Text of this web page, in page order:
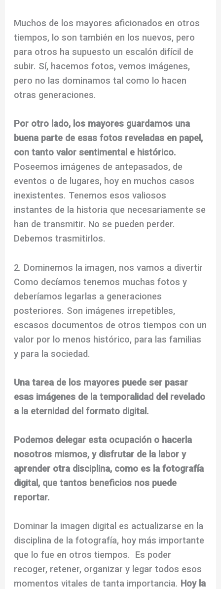
Muchos de los mayores aficionados en otros
tiempos, lo son también en los nuevos, pero
para otros ha supuesto un escalón difícil de
subir. Sí, hacemos fotos, vemos imágenes,
pero no las dominamos tal como lo hacen
otras generaciones.
Por otro lado, los mayores guardamos una
buena parte de esas fotos reveladas en papel,
con tanto valor sentimental e histórico.
Poseemos imágenes de antepasados, de
eventos o de lugares, hoy en muchos casos
inexistentes. Tenemos esos valiosos
instantes de la historia que necesariamente se
han de transmitir. No se pueden perder.
Debemos trasmitirlos.
2. Dominemos la imagen, nos vamos a divertir
Como decíamos tenemos muchas fotos y
deberíamos legarlas a generaciones
posteriores. Son imágenes irrepetibles,
escasos documentos de otros tiempos con un
valor por lo menos histórico, para las familias
y para la sociedad.
Una tarea de los mayores puede ser pasar
esas imágenes de la temporalidad del revelado
a la eternidad del formato digital.
Podemos delegar esta ocupación o hacerla
nosotros mismos, y disfrutar de la labor y
aprender otra disciplina, como es la fotografía
digital, que tantos beneficios nos puede
reportar.
Dominar la imagen digital es actualizarse en la
disciplina de la fotografía, hoy más importante
que lo fue en otros tiempos. Es poder
recoger, retener, organizar y legar todos esos
momentos vitales de tanta importancia. Hoy la